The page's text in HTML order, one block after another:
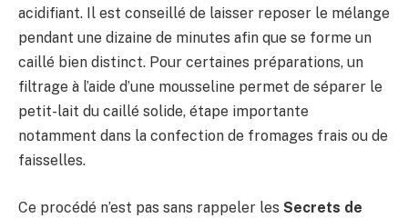
acidifiant. Il est conseillé de laisser reposer le mélange
pendant une dizaine de minutes afin que se forme un
caillé bien distinct. Pour certaines préparations, un
filtrage à l’aide d’une mousseline permet de séparer le
petit-lait du caillé solide, étape importante
notamment dans la confection de fromages frais ou de
faisselles.
Ce procédé n’est pas sans rappeler les Secrets de